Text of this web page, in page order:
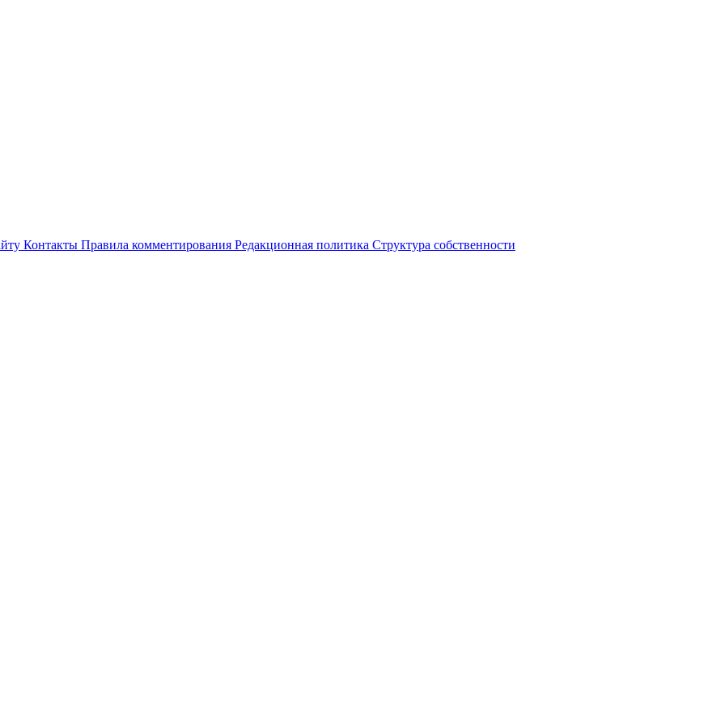
Контакты Правила комментирования Редакционная политика Структура собственности